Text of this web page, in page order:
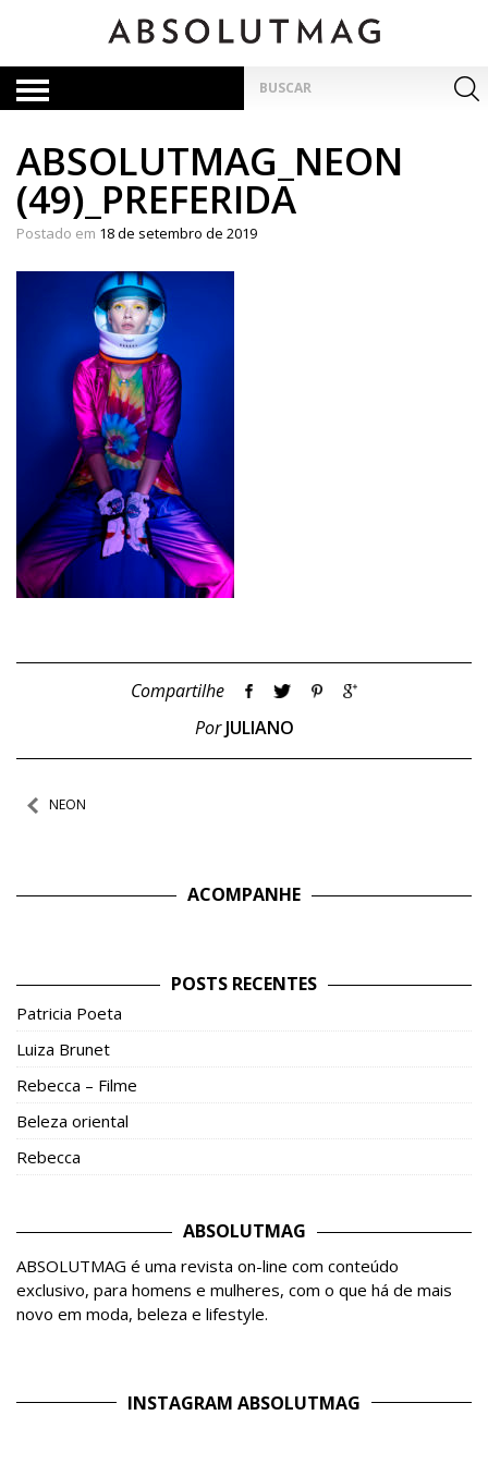
por:
ABSOLUTMAG_NEON
(49)_PREFERIDA
Postado em 18 de setembro de 2019
Compartilhe
PorJULIANO
Navegação
NEON
ACOMPANHE
POSTS RECENTES
Patricia Poeta
Luiza Brunet
Rebecca – Filme
Beleza oriental
Rebecca
ABSOLUTMAG
ABSOLUTMAG é uma revista on-line com conteúdo
exclusivo, para homens e mulheres, com o que há de mais
novo em moda, beleza e lifestyle.
INSTAGRAM ABSOLUTMAG